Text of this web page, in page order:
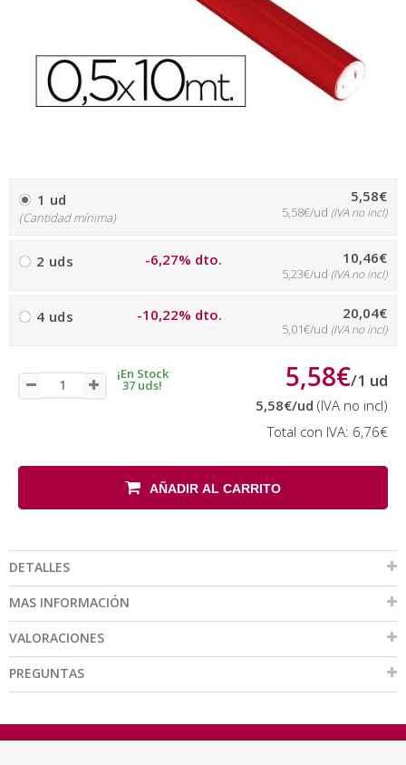
1 ud
(Cantidad mínima)
5,58€
5,58€/ud (IVA no incl)
2 uds -6,27% dto. 10,46€
5,23€/ud (IVA no incl)
4 uds -10,22% dto. 20,04€
5,01€/ud (IVA no incl)
¡En Stock
37 uds! 5,58€/1 ud
5,58€/ud (IVA no incl)
Total con IVA: 6,76€
AÑADIR AL CARRITO
DETALLES
MAS INFORMACIÓN
VALORACIONES
PREGUNTAS